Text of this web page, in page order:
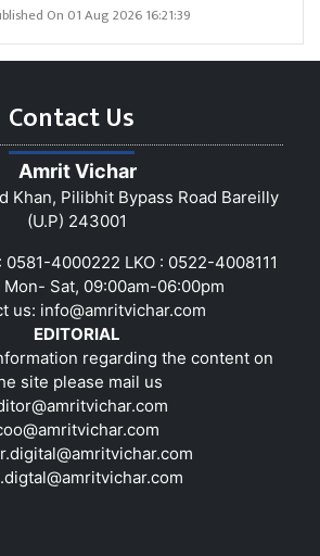
On 01 Aug 2026 16:21:39
Contact Us
Amrit Vichar
Khan, Pilibhit Bypass Road Bareilly
(U.P) 243001
0581-4000222 LKO : 0522-4008111
Sat, 09:00am-06:00pm
us: info@amritvichar.com
EDITORIAL
regarding the content on
site please mail us